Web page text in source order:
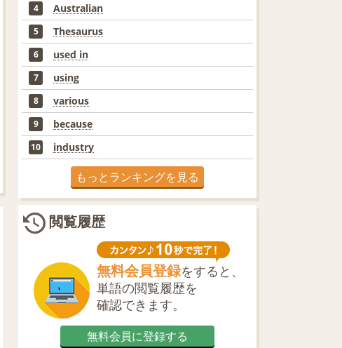
4 Australian
5 Thesaurus
6 used in
7 using
8 various
9 because
10 industry
もっとランキングを見る
閲覧履歴
無料会員登録をすると、
単語の閲覧履歴を
確認できます。
無料会員に登録する